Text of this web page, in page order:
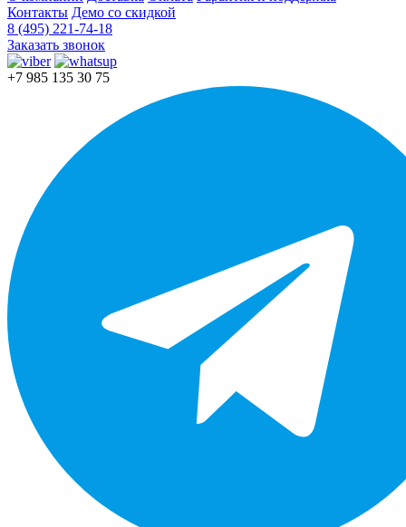
Контакты Демо со скидкой
8 (495) 221-74-18
Заказать звонок
+7 985 135 30 75